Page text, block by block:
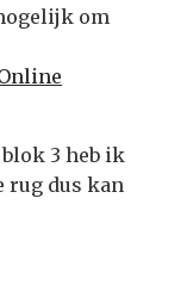
om
3 heb ik
rug dus kan